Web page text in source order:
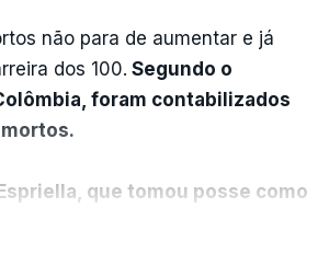
não para de aumentar e já
dos 100. Segundo o
foram contabilizados
mortos.
que tomou posse como